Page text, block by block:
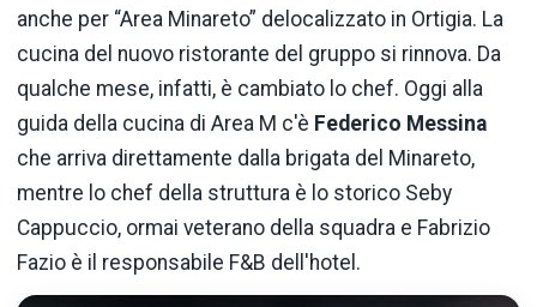
anche per “Area Minareto” delocalizzato in Ortigia. La
cucina del nuovo ristorante del gruppo si rinnova. Da
qualche mese, infatti, è cambiato lo chef. Oggi alla
guida della cucina di Area M c'è Federico Messina
che arriva direttamente dalla brigata del Minareto,
mentre lo chef della struttura è lo storico Seby
Cappuccio, ormai veterano della squadra e Fabrizio
Fazio è il responsabile F&B dell'hotel.